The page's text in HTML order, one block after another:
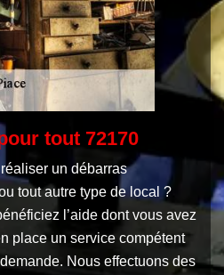
tout 72170
un débarras
tout autre type de local ?
l’aide dont vous avez
place un service compétent
Nous effectuons des